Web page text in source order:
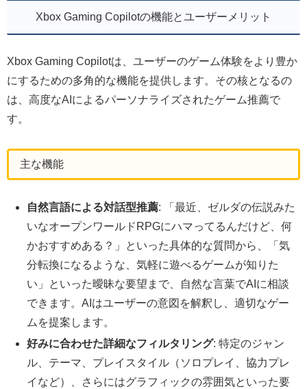
Xbox Gaming Copilotの機能とユーザーメリット
Xbox Gaming Copilotは、ユーザーのゲーム体験をより豊か
にするための多角的な機能を提供します。その核となるの
は、高度なAIによるパーソナライズされたゲーム推薦で
す。
主な機能
自然言語による対話型推薦: 「最近、ゼルダの伝説みた
いなオープンワールドRPGにハマってるんだけど、何
かおすすめある？」といった具体的な質問から、「気
分転換になるような、気軽に遊べるゲームが知りた
い」といった曖昧な要望まで、自然な言葉でAIに相談
できます。AIはユーザーの意図を解釈し、適切なゲー
ムを提案します。
好みに合わせた詳細なフィルタリング: 特定のジャン
ル、テーマ、プレイスタイル（ソロプレイ、協力プレ
イなど）、さらにはグラフィックの雰囲気といった要